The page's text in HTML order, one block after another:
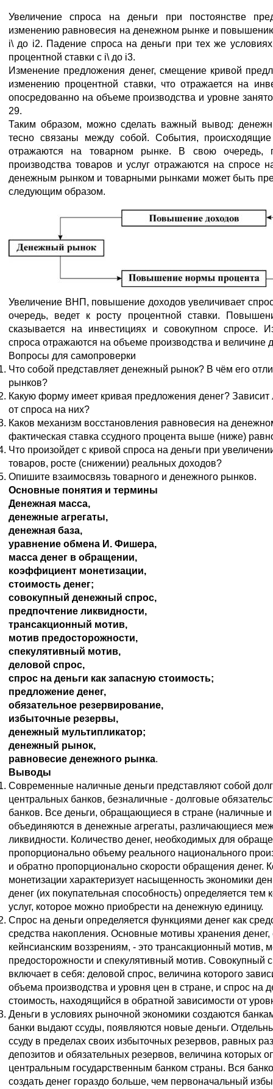
Увеличение спроса на деньги при постоянстве
изменению равновесия на денежном рынке и
i\ до i2. Падение спроса на деньги при тех же
процентной ставки с i\ до i3.
Изменение предложения денег, смещение кривой
изменению процентной ставки, что отражается на
опосредованно на объеме производства и уровне
29.
Таким образом, можно сделать важный вывод:
тесно связаны между собой. События,
отражаются на товарном рынке. В свою очередь,
производства товаров и услуг отражаются на спросе
денежным рынком и товарными рынками может быть
следующим образом.
Увеличение ВНП, повышение доходов увеличивает
очередь, ведет к росту процентной ставки.
сказывается на инвестициях и совокупном спросе.
спроса отражаются на объеме производства и величине
Вопросы для самопроверки
Что собой представляет денежный рынок? В чём его
рынков?
Какую форму имеет кривая предложения денег?
от спроса на них?
Каков механизм восстановления равновесия на
фактическая ставка ссудного процента выше (ниже)
Что произойдет с кривой спроса на деньги при
товаров, росте (снижении) реальных доходов?
Опишите взаимосвязь товарного и денежного рынков.
Основные понятия и термины
Денежная масса,
денежные агрегаты,
денежная база,
уравнение обмена И. Фишера,
масса денег в обращении,
коэффициент монетизации,
стоимость денег;
совокупный денежный спрос,
предпочтение ликвидности,
трансакционный мотив,
мотив предосторожности,
спекулятивный мотив,
деловой спрос,
спрос на деньги как запасную стоимость;
предложение денег,
обязательное резервирование,
избыточные резервы,
денежный мультипликатор;
денежный рынок,
равновесие денежного рынка.
Выводы
Современные наличные деньги представляют собой
центральных банков, безналичные - долговые
банков. Все деньги, обращающиеся в стране (наличные
объединяются в денежные агрегаты, различающиеся
ликвидности. Количество денег, необходимых для
пропорционально объему реального национального
и обратно пропорционально скорости обращения денег.
монетизации характеризует насыщенность экономики
денег (их покупательная способность) определяется тем
услуг, которое можно приобрести на денежную единицу.
Спрос на деньги определяется функциями денег как
средства накопления. Основные мотивы хранения денег,
кейнсианским воззрениям, - это трансакционный мотив,
предосторожности и спекулятивный мотив. Совокупный
включает в себя: деловой спрос, величина которого
объема производства и уровня цен в стране, и спрос на
стоимость, находящийся в обратной зависимости от
Деньги в условиях рыночной экономики создаются
банки выдают ссуды, появляются новые деньги.
ссуду в пределах своих избыточных резервов, равных
депозитов и обязательных резервов, величина которых
центральным государственным банком страны. Вся
создать денег гораздо больше, чем первоначальный